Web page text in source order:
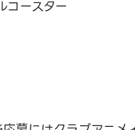
コースター